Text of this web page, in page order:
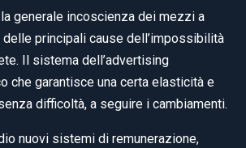
generale incoscienza dei mezzi a
principali cause dell’impossibilità
Il sistema dell’advertising
che garantisce una certa elasticità e
difficoltà, a seguire i cambiamenti.
nuovi sistemi di remunerazione,